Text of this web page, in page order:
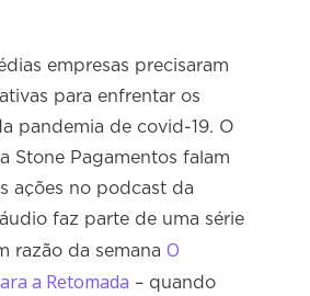
empresas precisaram
para enfrentar os
pandemia de covid-19. O
Stone Pagamentos falam
ações no podcast da
faz parte de uma série
razão da semanaO
a Retomada – quando